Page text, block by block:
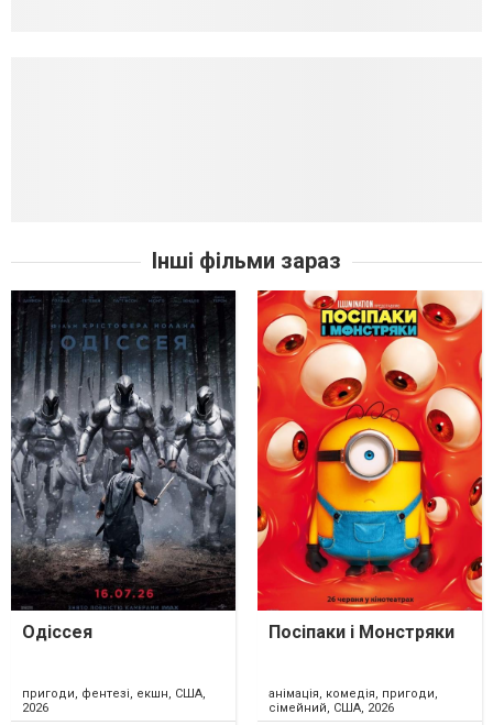
Інші фільми зараз
Одіссея
пригоди, фентезі, екшн, США,
2026
Посіпаки і Монстряки
анімація, комедія, пригоди,
сімейний, США, 2026